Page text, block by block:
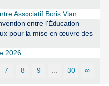
Associatif Boris Vian.
entre l’Éducation
pour la mise en œuvre des
2026
7 8 9 … 30 ∞